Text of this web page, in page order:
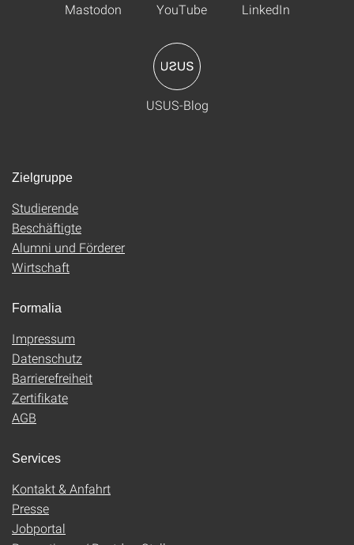
Mastodon YouTube LinkedIn
USUS-Blog
Zielgruppe
Studierende
Beschäftigte
Alumni und Förderer
Wirtschaft
Formalia
Impressum
Datenschutz
Barrierefreiheit
Zertifikate
AGB
Services
Kontakt & Anfahrt
Presse
Jobportal